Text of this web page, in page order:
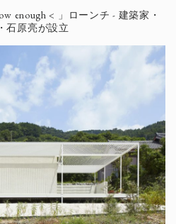
enough < 」ローンチ - 建築家・
石原亮が設立